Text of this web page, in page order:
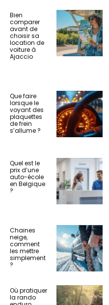
Bien
comparer
avant de
choisir sa
location de
voiture à
Ajaccio
Que faire
lorsque le
voyant des
plaquettes
de frein
s’allume ?
Quel est le
prix d’une
auto-école
en Belgique
?
Chaines
neige,
comment
les mettre
simplement
?
Où pratiquer
la rando